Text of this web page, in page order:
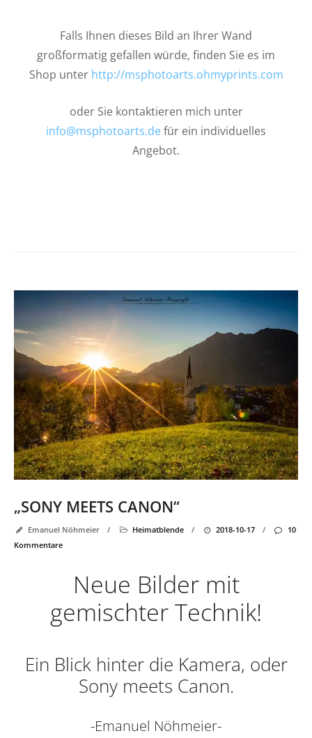
Falls Ihnen dieses Bild an Ihrer Wand
großformatig gefallen würde, finden Sie es im
Shop unter http://msphotoarts.ohmyprints.com
oder Sie kontaktieren mich unter
info@msphotoarts.defür ein individuelles
Angebot.
„SONY MEETS CANON“
Emanuel Nöhmeier / Heimatblende / 2018-10-17 /
10
Kommentare
Neue Bilder mit
gemischter Technik!
Ein Blick hinter die Kamera, oder
Sony meets Canon.
-Emanuel Nöhmeier-